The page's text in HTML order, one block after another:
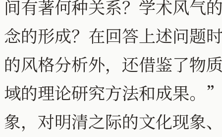
间有著何种关系？学术风气
念的形成？在回答上述问题
的风格分析外，还借鉴了物
域的理论研究方法和成果。
象，对明清之际的文化现象